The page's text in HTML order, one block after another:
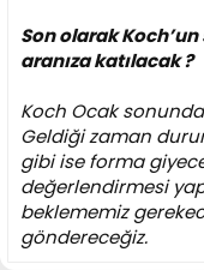
Son olarak
aranıza katılacak ?
Koch Ocak
Geldiği zaman
gibi ise forma
değerlendirmesi
beklememiz
göndereceğiz.